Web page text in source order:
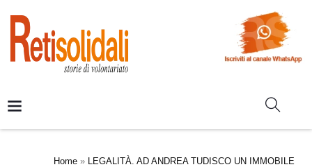
Home » LEGALITÀ. AD ANDREA TUDISCO UN IMMOBILE